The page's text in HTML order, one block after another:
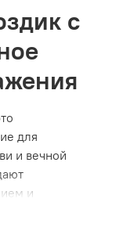
с
для
и вечной
и